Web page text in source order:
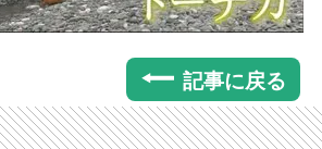
記事に戻る